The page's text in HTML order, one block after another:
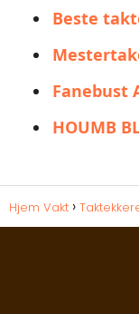
Beste
Fanebust
HOUMB
Hjem Vakt